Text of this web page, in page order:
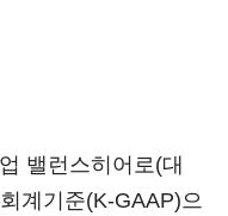
밸런스히어로(대
계기준(K-GAAP)으